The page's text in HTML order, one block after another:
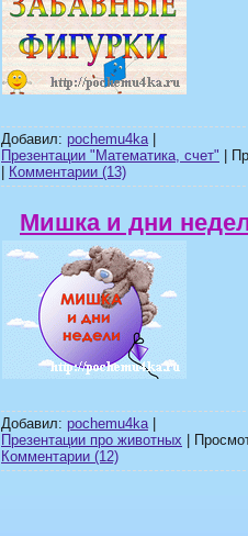
Добавил: pochemu4ka|
Презентации "Математика, счет" |
Комментарии (13)
Мишка и дни
Добавил: pochemu4ka|
Презентации про животных |
Комментарии (12)